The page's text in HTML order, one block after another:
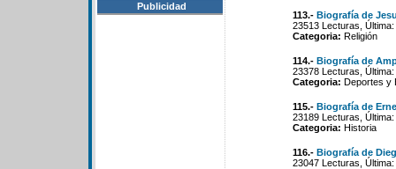
Publicidad
113.- Biografía de
23513 Lecturas,
Categoria: Religión
114.- Biografía de
23378 Lecturas,
Categoria: Deportes y
115.- Biografía de
23189 Lecturas,
Categoria: Historia
116.- Biografía de
23047 Lecturas,